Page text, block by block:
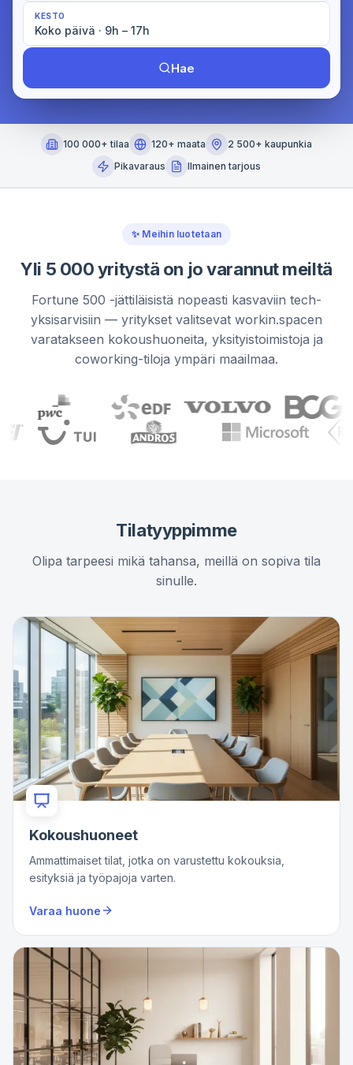
KESTO
Koko päivä · 9h – 17h
Hae
100 000+ tilaa 120+ maata
2 500+ kaupunkia
Pikavaraus
Ilmainen tarjous
✨ Meihin luotetaan
Yli 5 000 yritystä on jo varannut meiltä
Fortune 500 -jättiläisistä nopeasti kasvaviin tech-
yksisarvisiin — yritykset valitsevat workin.spacen
varatakseen kokoushuoneita, yksityistoimistoja ja
coworking-tiloja ympäri maailmaa.
Tilatyyppimme
Olipa tarpeesi mikä tahansa, meillä on sopiva tila
sinulle.
Kokoushuoneet
Ammattimaiset tilat, jotka on varustettu kokouksia,
esityksiä ja työpajoja varten.
Varaa huone